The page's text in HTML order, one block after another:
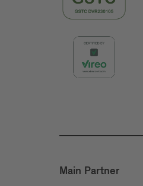
Main Partner